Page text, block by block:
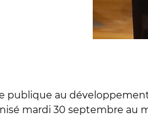
publique au
mardi 30 septembre au